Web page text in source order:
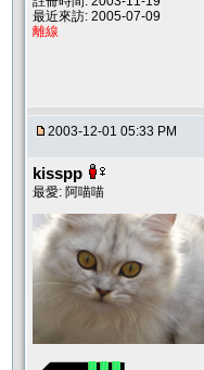
最近來訪: 2005-07-09
離線
2003-12-01 05:33 PM
kisspp
最愛: 阿喵喵